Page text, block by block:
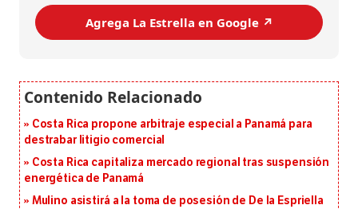
Agrega La Estrella en Google ↗️
Costa Rica propone arbitraje especial a Panamá para
destrabar litigio comercial
Costa Rica capitaliza mercado regional tras suspensión
energética de Panamá
Mulino asistirá a la toma de posesión de De la Espriella